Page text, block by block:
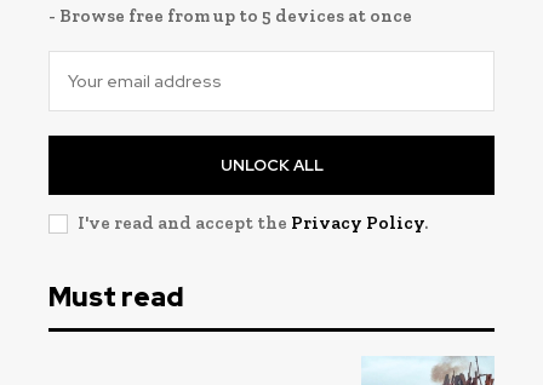
- Browse free from up to 5 devices at once
UNLOCK ALL
I've read and accept the Privacy Policy.
Must read